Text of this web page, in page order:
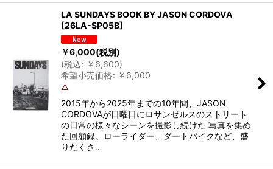
LA SUNDAYS BOOK BY JASON CORDOVA
[26LA-SP05B]
￥6,000(税別)
(税込: ￥ 6,600)
希望小売価格: ￥ 6,000
△
2015年から2025年までの10年間、JASON
CORDOVAが日曜日にロサンゼルスのストリート
の日常の様々なシーンを撮影し続けた 写真を集め
た回顧録。ローライダー、ダートバイクなど、盛
りだくさ…